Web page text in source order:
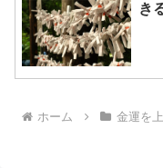
き
ホーム 金運を